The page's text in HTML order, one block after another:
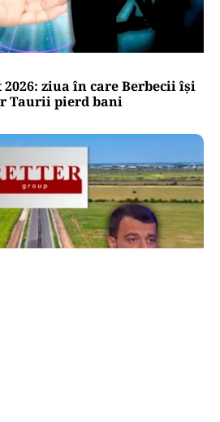
2026: ziua în care Berbecii își
Taurii pierd bani